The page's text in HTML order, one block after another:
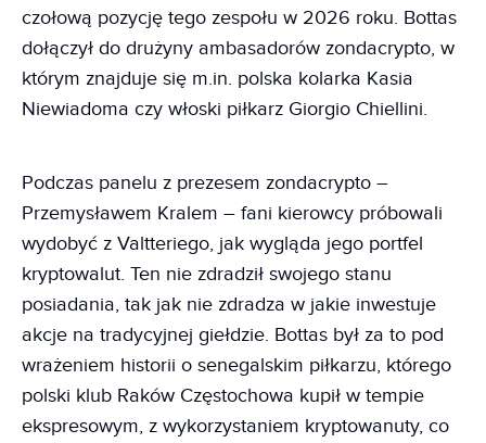
czołową pozycję tego zespołu w 2026 roku. Bottas
dołączył do drużyny ambasadorów zondacrypto, w
którym znajduje się m.in. polska kolarka Kasia
Niewiadoma czy włoski piłkarz Giorgio Chiellini.
Podczas panelu z prezesem zondacrypto –
Przemysławem Kralem – fani kierowcy próbowali
wydobyć z Valtteriego, jak wygląda jego portfel
kryptowalut. Ten nie zdradził swojego stanu
posiadania, tak jak nie zdradza w jakie inwestuje
akcje na tradycyjnej giełdzie. Bottas był za to pod
wrażeniem historii o senegalskim piłkarzu, którego
polski klub Raków Częstochowa kupił w tempie
ekspresowym, z wykorzystaniem kryptowanuty, co